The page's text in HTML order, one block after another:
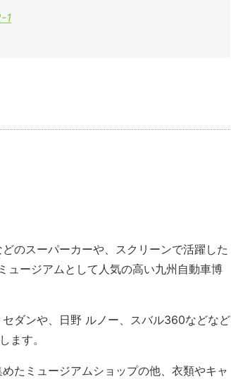
1
のスーパーカーや、スクリーンで活躍した
ュージアムとして人気の高い九州自動車博
ダンや、日野 ルノー、スバル360などなど
ます。
たミュージアムショップの他、衣類やキャ